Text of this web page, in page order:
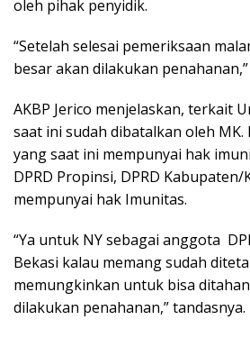
oleh pihak penyidik.
“Setelah selesai pemeriksaan
besar akan dilakukan
AKBP Jerico menjelaskan, terkait
saat ini sudah dibatalkan oleh MK.
yang saat ini mempunyai hak
DPRD Propinsi, DPRD
mempunyai hak Imunitas.
“Ya untuk NY sebagai anggota
Bekasi kalau memang sudah
memungkinkan untuk bisa
dilakukan penahanan,” tandasnya.